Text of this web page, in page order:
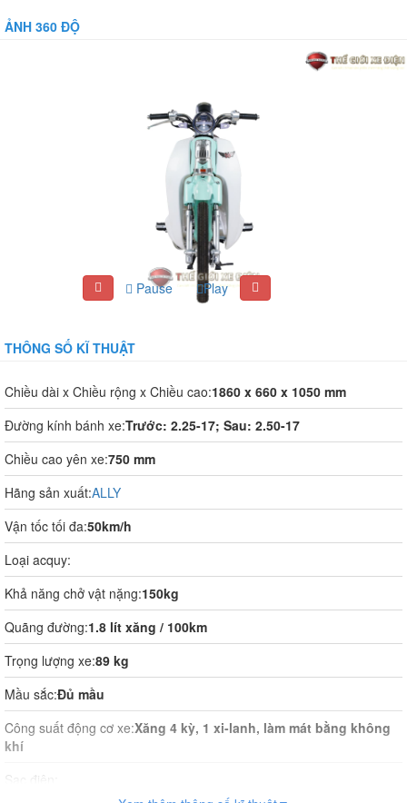
ẢNH 360 ĐỘ
Pause Play
THÔNG SỐ KĨ THUẬT
Chiều dài x Chiều rộng x Chiều cao:1860 x 660 x 1050 mm
Đường kính bánh xe:Trước: 2.25-17; Sau: 2.50-17
Chiều cao yên xe:750 mm
Hãng sản xuất:ALLY
Vận tốc tối đa:50km/h
Loại acquy:
Khả năng chở vật nặng:150kg
Quãng đường:1.8 lít xăng / 100km
Trọng lượng xe:89 kg
Mầu sắc:Đủ mầu
Công suất động cơ xe:Xăng 4 kỳ, 1 xi-lanh, làm mát bằng không
khí
Sạc điện: